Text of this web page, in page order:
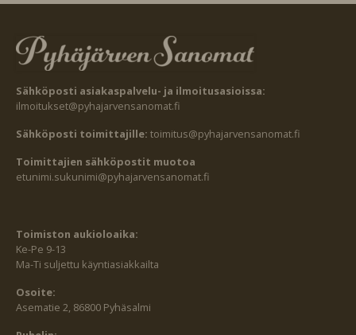
Sähköposti asiakaspalvelu- ja ilmoitusasioissa:
ilmoitukset@pyhajarvensanomat.fi
Sähköposti toimittajille: toimitus@pyhajarvensanomat.fi
Toimittajien sähköpostit muotoa
etunimi.sukunimi@pyhajarvensanomat.fi
Toimiston aukioloaika:
Ke-Pe 9-13
Ma-Ti suljettu käyntiasiakkailta
Osoite:
Asematie 2, 86800 Pyhäsalmi